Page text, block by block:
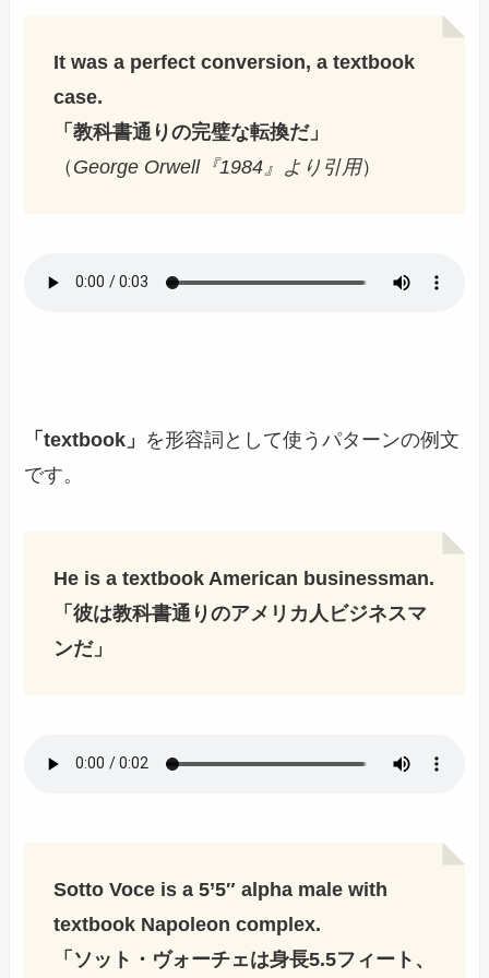
It was a perfect conversion, a textbook
case.
「教科書通りの完璧な転換だ」
（ George Orwell『1984』より引用）
「textbook」 を形容詞として使うパターンの例文
です。
He is a textbook American businessman.
「彼は教科書通りのアメリカ人ビジネスマ
ンだ」
Sotto Voce is a 5’5″ alpha male with
textbook Napoleon complex.
「ソット・ヴォーチェは身長5.5フィート、